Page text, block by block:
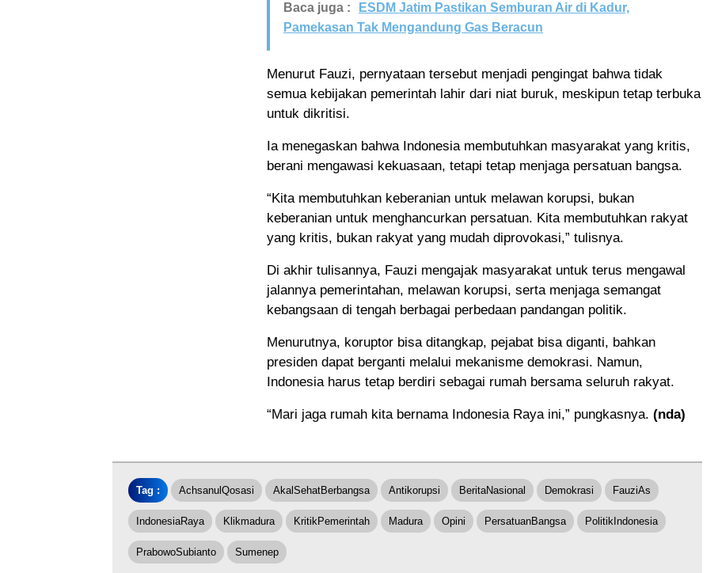
Baca juga :
ESDM Jatim Pastikan Semburan Air di Kadur,
Pamekasan Tak Mengandung Gas Beracun
Menurut Fauzi, pernyataan tersebut menjadi pengingat bahwa tidak
semua kebijakan pemerintah lahir dari niat buruk, meskipun tetap terbuka
untuk dikritisi.
Ia menegaskan bahwa Indonesia membutuhkan masyarakat yang kritis,
berani mengawasi kekuasaan, tetapi tetap menjaga persatuan bangsa.
“Kita membutuhkan keberanian untuk melawan korupsi, bukan
keberanian untuk menghancurkan persatuan. Kita membutuhkan rakyat
yang kritis, bukan rakyat yang mudah diprovokasi,” tulisnya.
Di akhir tulisannya, Fauzi mengajak masyarakat untuk terus mengawal
jalannya pemerintahan, melawan korupsi, serta menjaga semangat
kebangsaan di tengah berbagai perbedaan pandangan politik.
Menurutnya, koruptor bisa ditangkap, pejabat bisa diganti, bahkan
presiden dapat berganti melalui mekanisme demokrasi. Namun,
Indonesia harus tetap berdiri sebagai rumah bersama seluruh rakyat.
“Mari jaga rumah kita bernama Indonesia Raya ini,” pungkasnya. (nda)
Tag : AchsanulQosasi AkalSehatBerbangsa Antikorupsi BeritaNasional Demokrasi FauziAs
IndonesiaRaya Klikmadura KritikPemerintah Madura Opini PersatuanBangsa PolitikIndonesia
PrabowoSubianto Sumenep